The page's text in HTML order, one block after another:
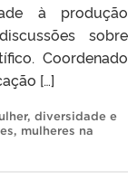
à produção
sobre
Coordenado
[…]
, diversidade e
, mulheres na